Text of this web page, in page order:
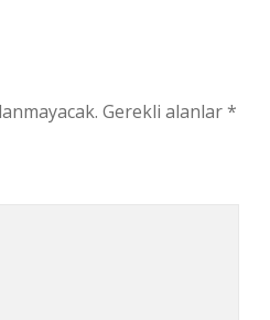
Gerekli alanlar*